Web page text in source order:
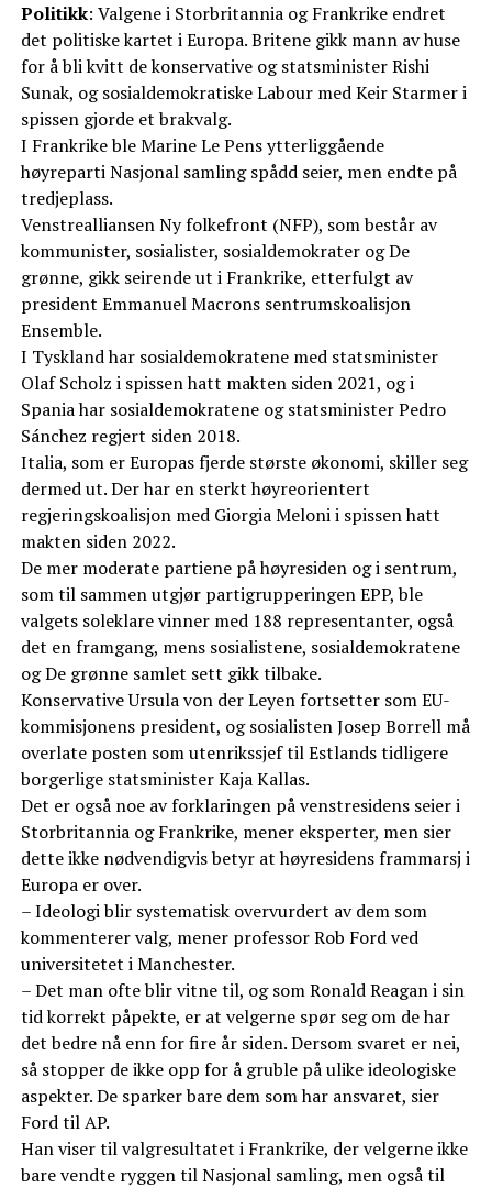
Politikk: Valgene i Storbritannia og Frankrike endret
det politiske kartet i Europa. Britene gikk mann av huse
for å bli kvitt de konservative og statsminister Rishi
Sunak, og sosialdemokratiske Labour med Keir Starmer i
spissen gjorde et brakvalg.
I Frankrike ble Marine Le Pens ytterliggående
høyreparti Nasjonal samling spådd seier, men endte på
tredjeplass.
Venstrealliansen Ny folkefront (NFP), som består av
kommunister, sosialister, sosialdemokrater og De
grønne, gikk seirende ut i Frankrike, etterfulgt av
president Emmanuel Macrons sentrumskoalisjon
Ensemble.
I Tyskland har sosialdemokratene med statsminister
Olaf Scholz i spissen hatt makten siden 2021, og i
Spania har sosialdemokratene og statsminister Pedro
Sánchez regjert siden 2018.
Italia, som er Europas fjerde største økonomi, skiller seg
dermed ut. Der har en sterkt høyreorientert
regjeringskoalisjon med Giorgia Meloni i spissen hatt
makten siden 2022.
De mer moderate partiene på høyresiden og i sentrum,
som til sammen utgjør partigrupperingen EPP, ble
valgets soleklare vinner med 188 representanter, også
det en framgang, mens sosialistene, sosialdemokratene
og De grønne samlet sett gikk tilbake.
Konservative Ursula von der Leyen fortsetter som EU-
kommisjonens president, og sosialisten Josep Borrell må
overlate posten som utenrikssjef til Estlands tidligere
borgerlige statsminister Kaja Kallas.
Det er også noe av forklaringen på venstresidens seier i
Storbritannia og Frankrike, mener eksperter, men sier
dette ikke nødvendigvis betyr at høyresidens frammarsj i
Europa er over.
– Ideologi blir systematisk overvurdert av dem som
kommenterer valg, mener professor Rob Ford ved
universitetet i Manchester.
– Det man ofte blir vitne til, og som Ronald Reagan i sin
tid korrekt påpekte, er at velgerne spør seg om de har
det bedre nå enn for fire år siden. Dersom svaret er nei,
så stopper de ikke opp for å gruble på ulike ideologiske
aspekter. De sparker bare dem som har ansvaret, sier
Ford til AP.
Han viser til valgresultatet i Frankrike, der velgerne ikke
bare vendte ryggen til Nasjonal samling, men også til